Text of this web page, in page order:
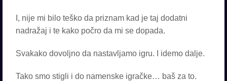
I, nije mi bilo teško da priznam kad je taj dodatni
nadražaj i te kako počro da mi se dopada.
Svakako dovoljno da nastavljamo igru. I idemo dalje.
Tako smo stigli i do namenske igračke… baš za to.